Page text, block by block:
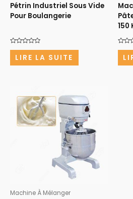
Pétrin Industriel Sous Vide
Pour Boulangerie
Note
sur
5
LIRE LA SUITE
150
Note
sur
5
Machine À Mélanger